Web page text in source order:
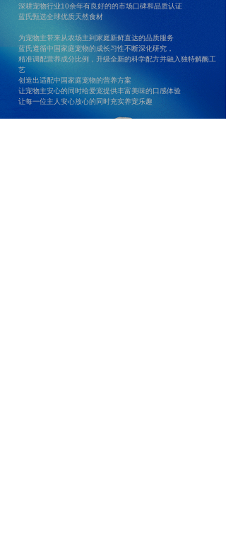
深耕宠物行业10余年有良好的的市场口碑和品质认证
蓝氏甄选全球优质天然食材
为宠物主带来从农场主到家庭新鲜直达的品质服务
蓝氏遵循中国家庭宠物的成长习性不断深化研究，
精准调配营养成分比例，升级全新的科学配方并融入独特解酶工
艺
创造出适配中国家庭宠物的营养方案
让宠物主安心的同时给爱宠提供丰富美味的口感体验
让每一位主人安心放心的同时充实养宠乐趣